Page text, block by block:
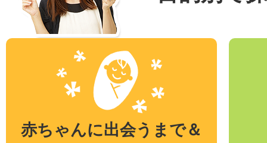
赤ちゃんに出会うまで＆